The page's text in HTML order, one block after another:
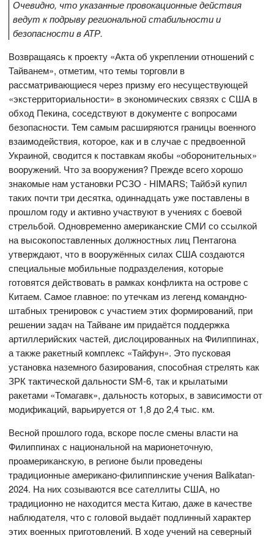
Очевидно, что указанные провокационные действия
ведут к подрыву региональной стабильности и
безопасности в АТР.
Возвращаясь к проекту «Акта об укреплении отношений с
Тайванем», отметим, что темы торговли в
рассматривающиеся через призму его несуществующей
«экстерриториальности» в экономических связях с США в
обход Пекина, соседствуют в документе с вопросами
безопасности. Тем самым расширяются границы военного
взаимодействия, которое, как и в случае с предвоенной
Украиной, сводится к поставкам якобы «оборонительных»
вооружений. Что за вооружения? Прежде всего хорошо
знакомые нам установки РСЗО - HIMARS; Тайбэй купил
таких почти три десятка, одиннадцать уже поставлены в
прошлом году и активно участвуют в учениях с боевой
стрельбой. Одновременно американские СМИ со ссылкой
на высокопоставленных должностных лиц Пентагона
утверждают, что в вооружённых силах США создаются
специальные мобильные подразделения, которые
готовятся действовать в рамках конфликта на острове с
Китаем. Самое главное: по утечкам из легенд командно-
штабных тренировок с участием этих формирований, при
решении задач на Тайване им придаётся поддержка
артиллерийских частей, дислоцированных на Филиппинах,
а также ракетный комплекс «Тайфун». Это пусковая
установка наземного базирования, способная стрелять как
ЗРК тактической дальности SM-6, так и крылатыми
ракетами «Томагавк», дальность которых, в зависимости от
модификаций, варьируется от 1,8 до 2,4 тыс. км.
Весной прошлого года, вскоре после смены власти на
Филиппинах с национальной на марионеточную,
проамериканскую, в регионе были проведены
традиционные американо-филиппинские учения Balikatan-
2024. На них созываются все сателлиты США, но
традиционно не находится места Китаю, даже в качестве
наблюдателя, что с головой выдаёт подлинный характер
этих военных приготовлений. В ходе учений на северный